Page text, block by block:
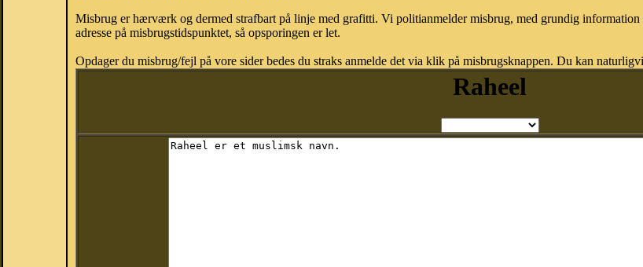
Misbrug er hærværk og dermed strafbart på linje med grafitti. Vi politianmelder misbrug, med grundig
adresse på misbrugstidspunktet, så opsporingen er let.
Opdager du misbrug/fejl på vore sider bedes du straks anmelde det via klik på misbrugsknappen. Du kan
Raheel